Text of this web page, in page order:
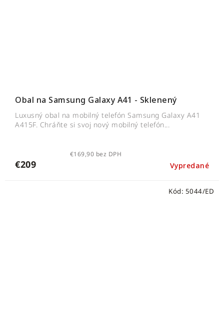
Obal na Samsung Galaxy A41 - Sklenený
Vypredané
€169,90 bez DPH
€209
Luxusný obal na mobilný telefón Samsung Galaxy A41
A415F. Chráňte si svoj nový mobilný telefón...
Kód: 5044/ED